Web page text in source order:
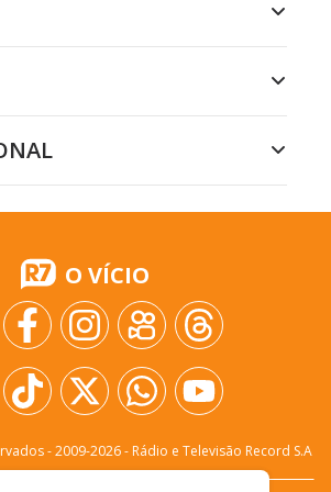
O VÍCIO
- 2009-2026- Rádio e Televisão Record S.A